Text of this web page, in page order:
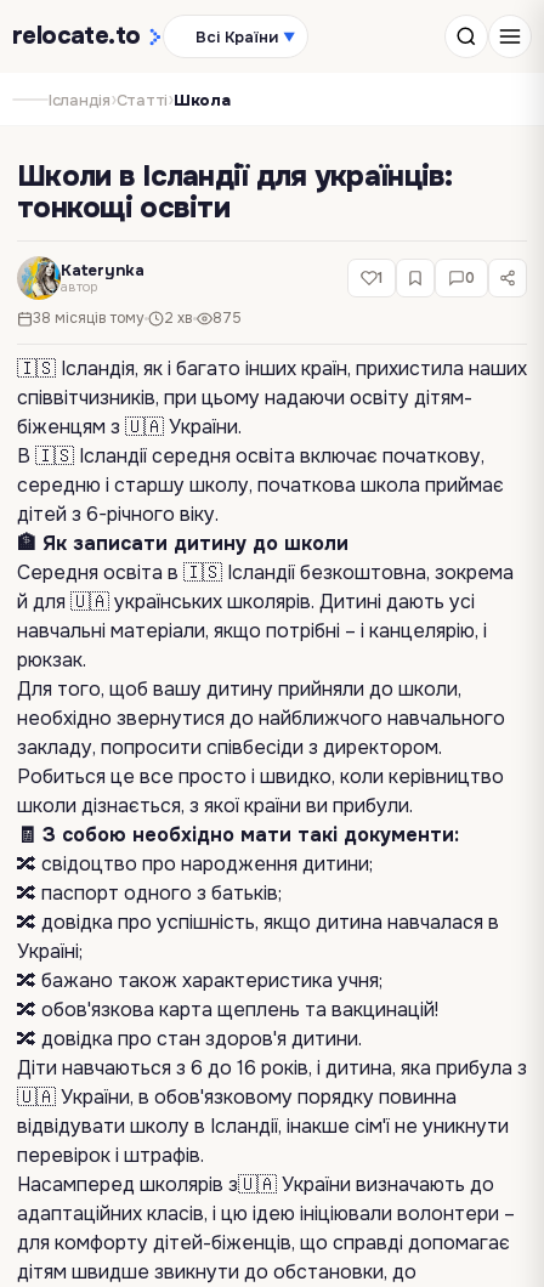
relocate.to Всі Країни ▼
Ісландія›Статті›Школа
Школи в Ісландії для українців:
тонкощі освіти
Katerynka
автор
38 місяців тому 2 хв 875
1 0
🇮🇸 Ісландія, як і багато інших країн, прихистила наших
співвітчизників, при цьому надаючи освіту дітям-
біженцям з 🇺🇦 України.
В 🇮🇸 Ісландії середня освіта включає початкову,
середню і старшу школу, початкова школа приймає
дітей з 6-річного віку.
🏦 Як записати дитину до школи
Середня освіта в 🇮🇸 Ісландії безкоштовна, зокрема
й для 🇺🇦 українських школярів. Дитині дають усі
навчальні матеріали, якщо потрібні – і канцелярію, і
рюкзак.
Для того, щоб вашу дитину прийняли до школи,
необхідно звернутися до найближчого навчального
закладу, попросити співбесіди з директором.
Робиться це все просто і швидко, коли керівництво
школи дізнається, з якої країни ви прибули.
🧾 З собою необхідно мати такі документи:
🔀 свідоцтво про народження дитини;
🔀 паспорт одного з батьків;
🔀 довідка про успішність, якщо дитина навчалася в
Україні;
🔀 бажано також характеристика учня;
🔀 обов'язкова карта щеплень та вакцинацій!
🔀 довідка про стан здоров'я дитини.
Діти навчаються з 6 до 16 років, і дитина, яка прибула з
🇺🇦 України, в обов'язковому порядку повинна
відвідувати школу в Ісландії, інакше сім'ї не уникнути
перевірок і штрафів.
Насамперед школярів з🇺🇦 України визначають до
адаптаційних класів, і цю ідею ініціювали волонтери –
для комфорту дітей-біженців, що справді допомагає
дітям швидше звикнути до обстановки, до